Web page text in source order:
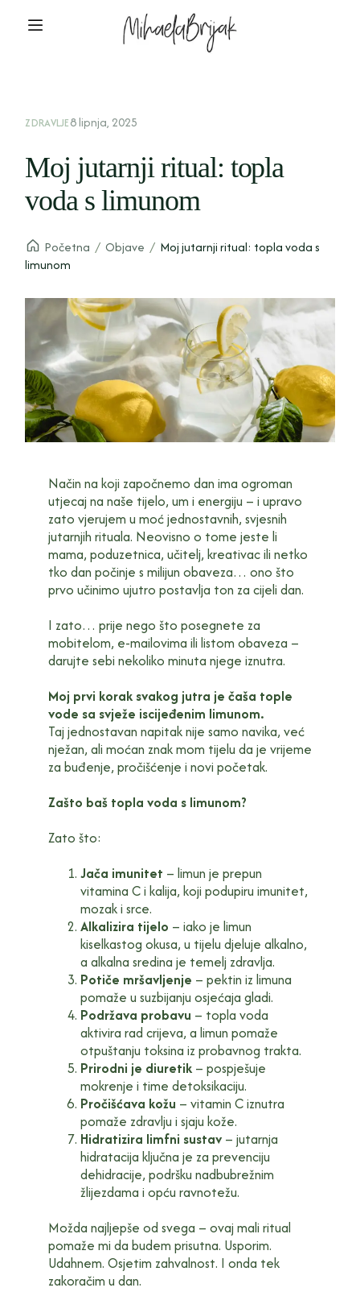
ZDRAVLJE8 lipnja, 2025
Moj jutarnji ritual: topla
voda s limunom
Početna / Objave / Moj jutarnji ritual: topla voda s
limunom
Način na koji započnemo dan ima ogroman
utjecaj na naše tijelo, um i energiju – i upravo
zato vjerujem u moć jednostavnih, svjesnih
jutarnjih rituala. Neovisno o tome jeste li
mama, poduzetnica, učitelj, kreativac ili netko
tko dan počinje s milijun obaveza… ono što
prvo učinimo ujutro postavlja ton za cijeli dan.
I zato… prije nego što posegnete za
mobitelom, e-mailovima ili listom obaveza –
darujte sebi nekoliko minuta njege iznutra.
Moj prvi korak svakog jutra je čaša tople
vode sa svježe iscijeđenim limunom.
Taj jednostavan napitak nije samo navika, već
nježan, ali moćan znak mom tijelu da je vrijeme
za buđenje, pročišćenje i novi početak.
Zašto baš topla voda s limunom?
Zato što:
Jača imunitet – limun je prepun
vitamina C i kalija, koji podupiru imunitet,
mozak i srce.
Alkalizira tijelo – iako je limun
kiselkastog okusa, u tijelu djeluje alkalno,
a alkalna sredina je temelj zdravlja.
Potiče mršavljenje – pektin iz limuna
pomaže u suzbijanju osjećaja gladi.
Podržava probavu – topla voda
aktivira rad crijeva, a limun pomaže
otpuštanju toksina iz probavnog trakta.
Prirodni je diuretik– pospješuje
mokrenje i time detoksikaciju.
Pročišćava kožu – vitamin C iznutra
pomaže zdravlju i sjaju kože.
Hidratizira limfni sustav– jutarnja
hidratacija ključna je za prevenciju
dehidracije, podršku nadbubrežnim
žlijezdama i opću ravnotežu.
Možda najljepše od svega – ovaj mali ritual
pomaže mi da budem prisutna. Usporim.
Udahnem. Osjetim zahvalnost. I onda tek
zakoračim u dan.